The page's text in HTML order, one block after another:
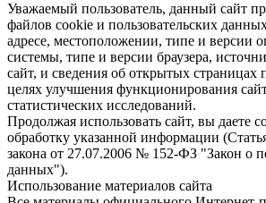
Уважаемый пользователь, данный сайт
файлов cookie и пользовательских
адресе, местоположении, типе и версии
системы, типе и версии браузера,
сайт, и сведения об открытых страницах
целях улучшения функционирования
статистических исследований.
Продолжая использовать сайт, вы даете
обработку указанной информации
закона от 27.07.2006 № 152-ФЗ "Закон о
данных").
Использование материалов сайта